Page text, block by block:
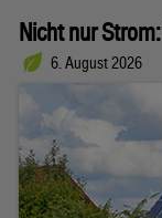
Nicht nur
6. August 2026